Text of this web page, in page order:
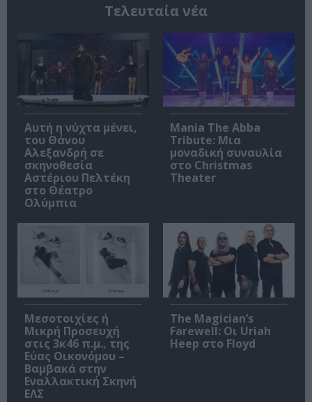
Τελευταία νέα
Αυτή η νύχτα μένει,
του Θάνου
Αλεξανδρή σε
σκηνοθεσία
Αστέριου Πελτέκη
στο Θέατρο
Ολύμπια
Mania The Abba
Tribute: Μια
μοναδική συναυλία
στο Christmas
Theater
Μεσοτοιχίες ή
Μικρή Προσευχή
στις 3κ46 π.μ., της
Εύας Οικονόμου –
Βαμβακά στην
Εναλλακτική Σκηνή
ΕΛΣ
The Magician’s
Farewell: Οι Uriah
Heep στο Floyd